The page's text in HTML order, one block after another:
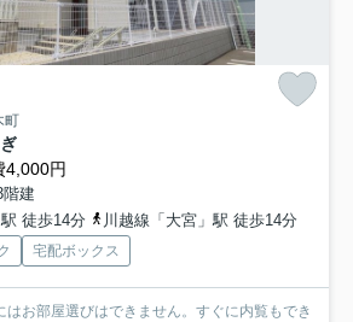
町
4,000円
建
徒歩14分
川越線「大宮」駅 徒歩14分
宅配ボックス
はお部屋選びはできません。すぐに内覧もでき